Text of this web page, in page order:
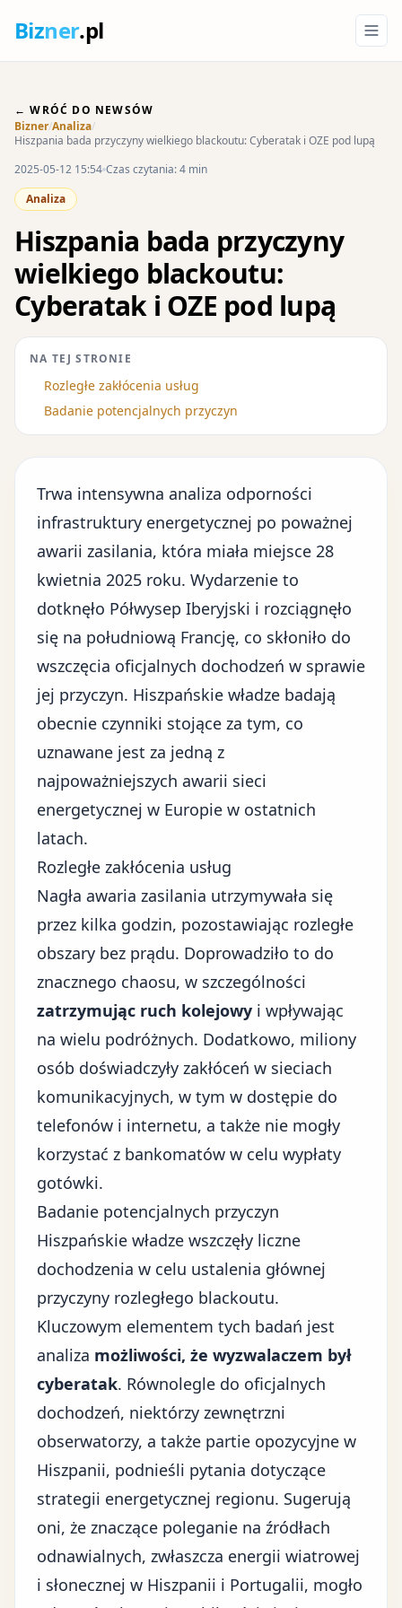
Bizner.pl
← WRÓĆ DO NEWSÓW
Bizner/Analiza/
Hiszpania bada przyczyny wielkiego blackoutu: Cyberatak i OZE pod lupą
2025-05-12 15:54 Czas czytania: 4 min
Analiza
Hiszpania bada przyczyny
wielkiego blackoutu:
Cyberatak i OZE pod lupą
NA TEJ STRONIE
Rozległe zakłócenia usług
Badanie potencjalnych przyczyn
Trwa intensywna analiza odporności
infrastruktury energetycznej po poważnej
awarii zasilania, która miała miejsce 28
kwietnia 2025 roku. Wydarzenie to
dotknęło Półwysep Iberyjski i rozciągnęło
się na południową Francję, co skłoniło do
wszczęcia oficjalnych dochodzeń w sprawie
jej przyczyn. Hiszpańskie władze badają
obecnie czynniki stojące za tym, co
uznawane jest za jedną z
najpoważniejszych awarii sieci
energetycznej w Europie w ostatnich
latach.
Rozległe zakłócenia usług
Nagła awaria zasilania utrzymywała się
przez kilka godzin, pozostawiając rozległe
obszary bez prądu. Doprowadziło to do
znacznego chaosu, w szczególności
zatrzymując ruch kolejowy i wpływając
na wielu podróżnych. Dodatkowo, miliony
osób doświadczyły zakłóceń w sieciach
komunikacyjnych, w tym w dostępie do
telefonów i internetu, a także nie mogły
korzystać z bankomatów w celu wypłaty
gotówki.
Badanie potencjalnych przyczyn
Hiszpańskie władze wszczęły liczne
dochodzenia w celu ustalenia głównej
przyczyny rozległego blackoutu.
Kluczowym elementem tych badań jest
analiza możliwości, że wyzwalaczem był
cyberatak. Równolegle do oficjalnych
dochodzeń, niektórzy zewnętrzni
obserwatorzy, a także partie opozycyjne w
Hiszpanii, podnieśli pytania dotyczące
strategii energetycznej regionu. Sugerują
oni, że znaczące poleganie na źródłach
odnawialnych, zwłaszcza energii wiatrowej
i słonecznej w Hiszpanii i Portugalii, mogło